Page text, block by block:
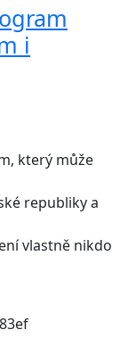
i
který může
republiky a
vlastně nikdo